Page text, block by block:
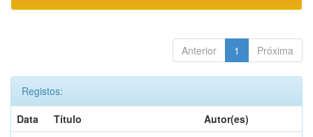
Anterior 1 Próxima
Registos:
Data
Título
Autor(es)